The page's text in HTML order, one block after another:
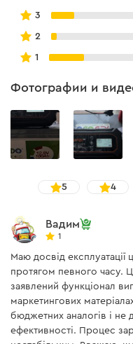
Подключите
Выберите
Напряжение сети
Комплектация
устройство
Круглые клеммы с
Инструкция
Сумка
3
2
1
Фотографии и
5 4
Вадим
1
Маю досвід
протягом певного часу.
заявлений функціонал
маркетингових
бюджетних аналогів і не
ефективності. Процес